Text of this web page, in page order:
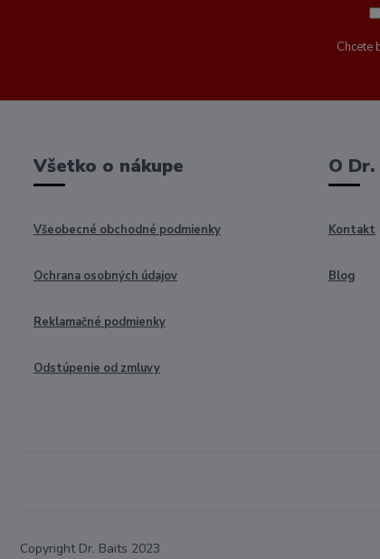
Chcete
Všetko o nákupe
Všeobecné obchodné podmienky
Ochrana osobných údajov
Reklamačné podmienky
Odstúpenie od zmluvy
O
Kontakt
Blog
Copyright Dr. Baits 2023